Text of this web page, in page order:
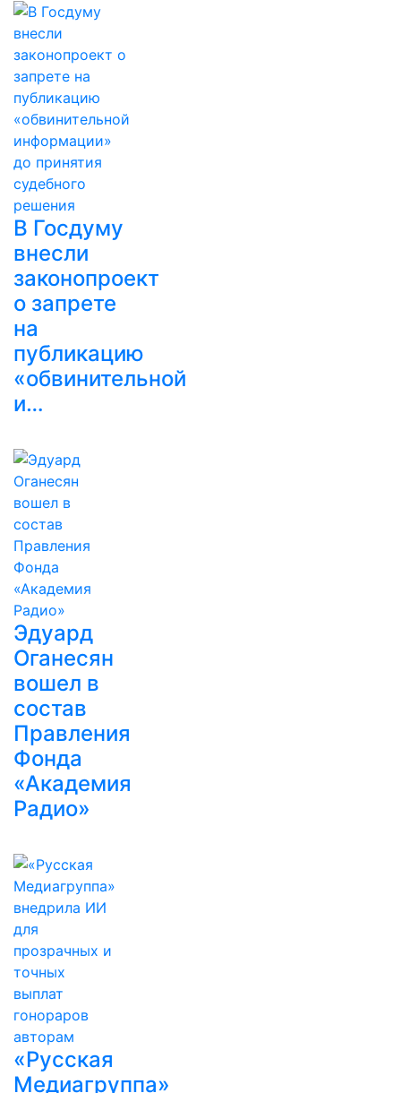
В Госдуму
внесли
законопроект
о запрете
на
публикацию
«обвинительной
и…
Эдуард
Оганесян
вошел в
состав
Правления
Фонда
«Академия
Радио»
«Русская
Медиагруппа»